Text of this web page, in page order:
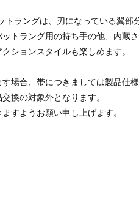
ラングは、刃になっている翼部
トラング用の持ち手の他、内蔵
ションスタイルも楽しめます。
場合、帯につきましては製品仕様
換の対象外となります。
すようお願い申し上げます。